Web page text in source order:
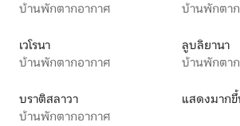
บ้านพักตากอากาศ
บ้านพักตา
เวโรนา
บ้านพักตากอากาศ
ลูบลิยานา
บ้านพักตา
บราติสลาวา
บ้านพักตากอากาศ
แสดงมาก